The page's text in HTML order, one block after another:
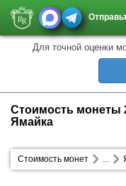
Для точной оценки
Стоимость монеты
Ямайка
Стоимость монет ...